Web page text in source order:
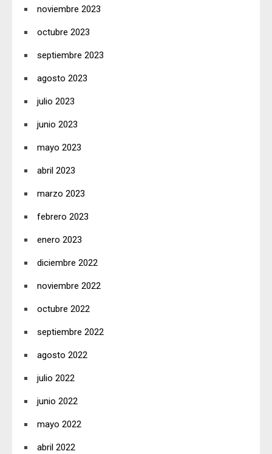
noviembre 2023
octubre 2023
septiembre 2023
agosto 2023
julio 2023
junio 2023
mayo 2023
abril 2023
marzo 2023
febrero 2023
enero 2023
diciembre 2022
noviembre 2022
octubre 2022
septiembre 2022
agosto 2022
julio 2022
junio 2022
mayo 2022
abril 2022